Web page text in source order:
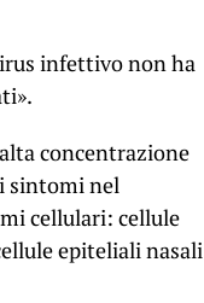
infettivo non ha
concentrazione
sintomi nel
cellulari: cellule
epiteliali nasali